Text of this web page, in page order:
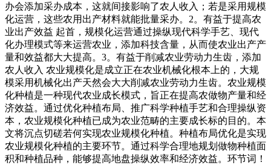
办会添加采办成本，这就间接影响了农人收入；若是采用规模
化运营，这些农用出产材料就能批量采办。2。有益于提高农
业出产效益 起首，规模化运营通过操纵现代科学手艺、现代
化办理模式等来运营农业，添加科技含量，从而使农业出产产
量和效益都大大提高。3。有益于削减农业劳动力生齿，添加
农人收入 农业规模化是成立正在农业机械化根本上的，大规
模采用机械化出产天然会大大削减农业劳动力生齿。农业规模
化种植是一种现代农业成长模式，旨正在提高农做物产量和经
济效益。通过优化种植布局、推广科学种植手艺和合理操纵资
本，农业规模化种植已成为农业范畴的主要成长标的目的。本
文将沉点切磋若何实现农业规模化种植。种植布局优化是实现
农业规模化种植的主要环节。通过科学合理地规划做物种植面
积和种植品种，能够提高地盘操纵效率和经济效益。环节词！